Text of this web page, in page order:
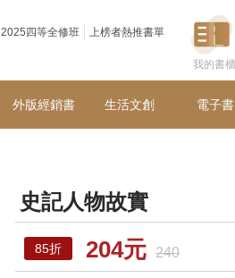
2025四等全修班
上榜者熱推書單
外版經銷書 生活文創 電子書
史記人物故實
85折 204元 240